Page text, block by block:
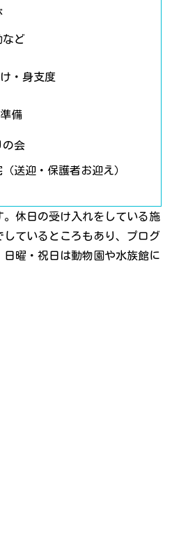
など
・身支度
備
の会
送迎・保護者お迎え）
休日の受け入れをしている施
ているところもあり、プログ
曜・祝日は動物園や水族館に